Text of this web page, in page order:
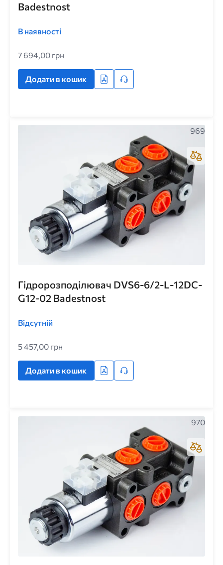
Badestnost
В наявності
7 694,00 грн
Додати в кошик
Гідророзподілювач DVS6-6/2-L-12DC-
G12-02 Badestnost
Відсутній
5 457,00 грн
Додати в кошик
969
970